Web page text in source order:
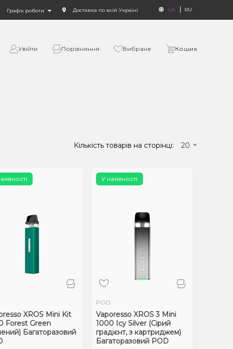
Графік роботи: Доставка по всій Україні UA RU
Увійти Порівняння Вибране Кошик
Кількість товарів на сторінці: 20
XROS Mini Kit
Forest Green
Багаторазовий
У наявності
POD
Vaporesso XROS 3 Mini
1000 Icy Silver (Сірий
градієнт, з картриджем)
Багаторазовий POD